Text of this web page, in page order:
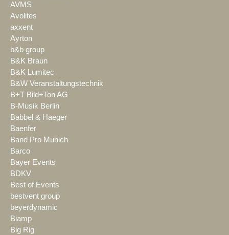
AVMS
Avolites
axxent
Ayrton
b&b group
B&K Braun
B&K Lumitec
B&W Veranstaltungstechnik
B+T Bild+Ton AG
B-Musik Berlin
Babbel & Haeger
Baenfer
Band Pro Munich
Barco
Bayer Events
BDKV
Best of Events
bestvent group
beyerdynamic
Biamp
Big Rig